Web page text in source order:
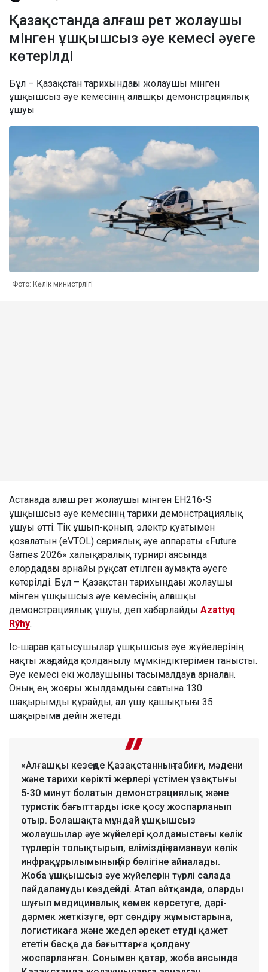
Қазақстанда алғаш рет жолаушы
мінген ұшқышсыз әуе кемесі әуеге
көтерілді
Бұл – Қазақстан тарихындағы жолаушы мінген
ұшқышсыз әуе кемесінің алғашқы демонстрациялық
ұшуы
Фото: Көлік министрлігі
Астанада алғаш рет жолаушы мінген EH216-S
ұшқышсыз әуе кемесінің тарихи демонстрациялық
ұшуы өтті. Тік ұшып-қонып, электр қуатымен
қозғалатын (eVTOL) сериялық әуе аппараты «Future
Games 2026» халықаралық турнирі аясында
елордадағы арнайы рұқсат етілген аумақта әуеге
көтерілді. Бұл – Қазақстан тарихындағы жолаушы
мінген ұшқышсыз әуе кемесінің алғашқы
демонстрациялық ұшуы, деп хабарлайды Azattyq
Rýhy.
Іс-шараға қатысушылар ұшқышсыз әуе жүйелерінің
нақты жағдайда қолданылу мүмкіндіктерімен танысты.
Әуе кемесі екі жолаушыны тасымалдауға арналған.
Оның ең жоғары жылдамдығы сағатына 130
шақырымды құрайды, ал ұшу қашықтығы 35
шақырымға дейін жетеді.
«Алғашқы кезеңде Қазақстанның табиғи, мәдени
және тарихи көрікті жерлері үстімен ұзақтығы
5-30 минут болатын демонстрациялық және
туристік бағыттарды іске қосу жоспарланып
отыр. Болашақта мұндай ұшқышсыз
жолаушылар әуе жүйелері қолданыстағы көлік
түрлерін толықтырып, еліміздің заманауи көлік
инфрақұрылымының бір бөлігіне айналады.
Жоба ұшқышсыз әуе жүйелерін түрлі салада
пайдалануды көздейді. Атап айтқанда, оларды
шұғыл медициналық көмек көрсетуге, дәрі-
дәрмек жеткізуге, өрт сөндіру жұмыстарына,
логистикаға және жедел әрекет етуді қажет
ететін басқа да бағыттарға қолдану
жоспарланған. Сонымен қатар, жоба аясында